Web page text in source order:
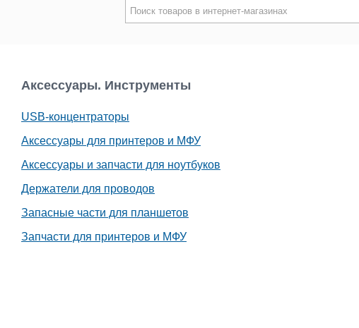
Аксессуары. Инструменты
USB-концентраторы
Аксессуары для принтеров и МФУ
Аксессуары и запчасти для ноутбуков
Держатели для проводов
Запасные части для планшетов
Запчасти для принтеров и МФУ